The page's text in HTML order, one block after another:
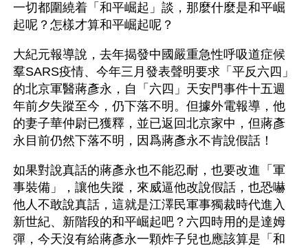
一切都圍繞着「和平崛起」談，那麼什麼是和平崛
起呢？怎樣才算和平崛起呢？
大紀元報導說，去年揭發中國嚴重急性呼吸道症候
羣SARS疫情、今年三月發表聲明要求「平反六四」
的北京軍醫蔣彥永，自「六四」天安門事件十五週
年前夕失蹤至今，仍下落不明。但據外電報導，他
的妻子華仲尉已獲釋，並已返回北京家中，但蔣彥
永目前仍然下落不明，因爲蔣彥永不肯說假話！
如果對說真話的蔣彥永也不能忍耐，也要改進「軍
事裝備」，讓他失蹤，來威逼他改說假話，也恐嚇
他人不敢說真話，這就是江澤民軍事獨裁時代進入
新世紀、新階段的和平崛起吧？六四時用的是達姆
彈，今天沒有給蔣彥永一顆炸子兒也應該算是「和